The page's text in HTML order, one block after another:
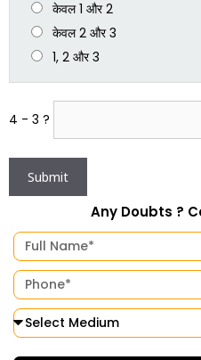
केवल 1 और 2
केवल 2 और 3
1, 2 और 3
4 - 3 ?
Any Doubts ?